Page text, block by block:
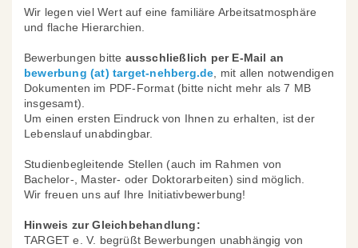
Wir legen viel Wert auf eine familiäre Arbeitsatmosphäre
und flache Hierarchien.
Bewerbungen bitte ausschließlich per E-Mail an
bewerbung (at) target-nehberg.de , mit allen notwendigen
Dokumenten im PDF-Format (bitte nicht mehr als 7 MB
insgesamt).
Um einen ersten Eindruck von Ihnen zu erhalten, ist der
Lebenslauf unabdingbar.
Studienbegleitende Stellen (auch im Rahmen von
Bachelor-, Master- oder Doktorarbeiten) sind möglich.
Wir freuen uns auf Ihre Initiativbewerbung!
Hinweis zur Gleichbehandlung:
TARGET e. V. begrüßt Bewerbungen unabhängig von